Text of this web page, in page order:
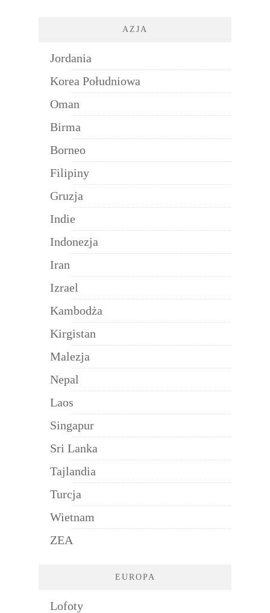
AZJA
Jordania
Korea Południowa
Oman
Birma
Borneo
Filipiny
Gruzja
Indie
Indonezja
Iran
Izrael
Kambodża
Kirgistan
Malezja
Nepal
Laos
Singapur
Sri Lanka
Tajlandia
Turcja
Wietnam
ZEA
EUROPA
Lofoty